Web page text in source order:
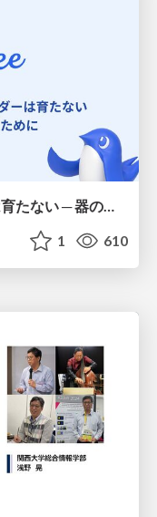
解決策を教えても次期リーダーは育たない ─ 器の発達に伴走するために / Partnering with leaders in their vertical development
1 610